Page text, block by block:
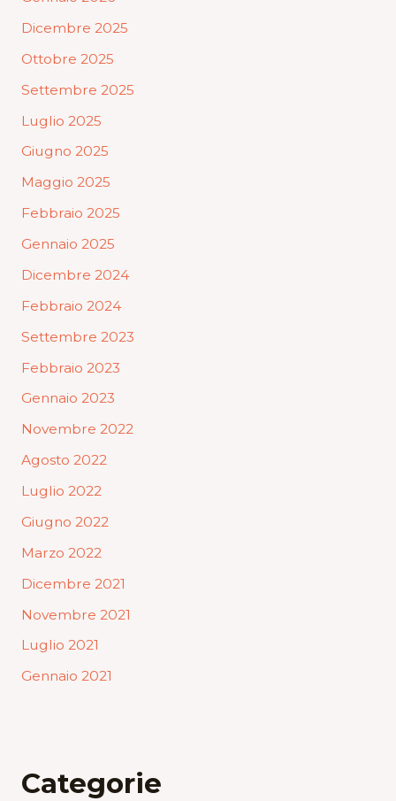
Dicembre 2025
Ottobre 2025
Settembre 2025
Luglio 2025
Giugno 2025
Maggio 2025
Febbraio 2025
Gennaio 2025
Dicembre 2024
Febbraio 2024
Settembre 2023
Febbraio 2023
Gennaio 2023
Novembre 2022
Agosto 2022
Luglio 2022
Giugno 2022
Marzo 2022
Dicembre 2021
Novembre 2021
Luglio 2021
Gennaio 2021
Categorie